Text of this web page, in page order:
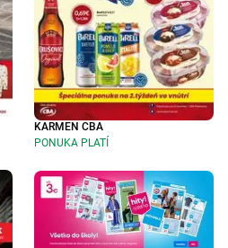
KARMEN CBA
PONUKA PLATÍ